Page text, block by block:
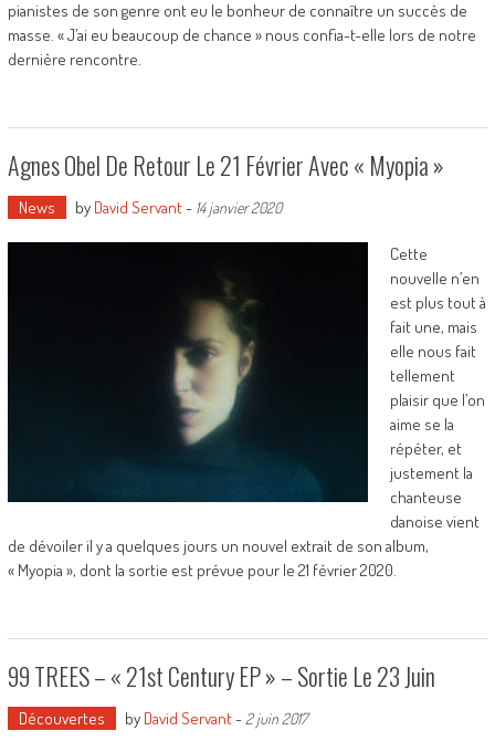
pianistes de son genre ont eu le bonheur de connaître un succès de
masse. « J’ai eu beaucoup de chance » nous confia-t-elle lors de notre
dernière rencontre.
Agnes Obel De Retour Le 21 Février Avec « Myopia »
News by David Servant- 14 janvier 2020
Cette
nouvelle n’en
est plus tout à
fait une, mais
elle nous fait
tellement
plaisir que l’on
aime se la
répéter, et
justement la
chanteuse
danoise vient
de dévoiler il y a quelques jours un nouvel extrait de son album,
« Myopia », dont la sortie est prévue pour le 21 février 2020.
99 TREES – « 21st Century EP » – Sortie Le 23 Juin
Découvertes by David Servant- 2 juin 2017